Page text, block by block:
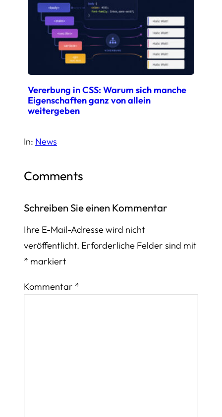
Vererbung in CSS: Warum sich manche
Eigenschaften ganz von allein
weitergeben
In: News
Comments
Schreiben Sie einen Kommentar
Ihre E-Mail-Adresse wird nicht
veröffentlicht. Erforderliche Felder sind mit
* markiert
Kommentar *